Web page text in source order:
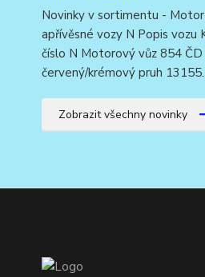
Novinky v sortimentu -
apřívěsné vozy N Popis vozu
číslo N Motorový vůz 854
červený/krémový pruh
Zobrazit všechny novinky